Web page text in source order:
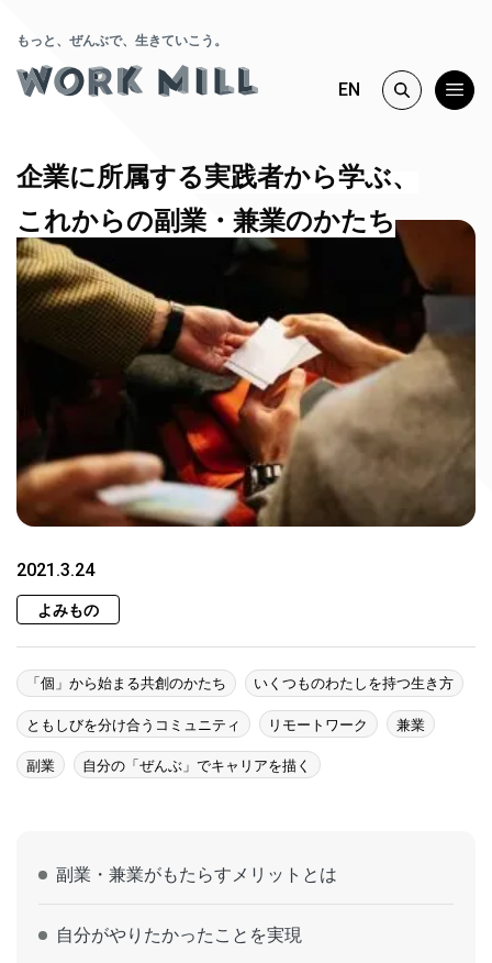
もっと、ぜんぶで、生きていこう。
EN
企業に所属する実践者から学ぶ、
これからの副業・兼業のかたち
2021.3.24
よみもの
「個」から始まる共創のかたち いくつものわたしを持つ生き方
ともしびを分け合うコミュニティ リモートワーク 兼業
副業 自分の「ぜんぶ」でキャリアを描く
副業・兼業がもたらすメリットとは
自分がやりたかったことを実現